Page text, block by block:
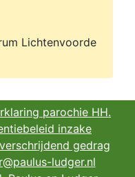
Lichtenvoorde
parochie HH.
inzake
gedrag
ludger.nl